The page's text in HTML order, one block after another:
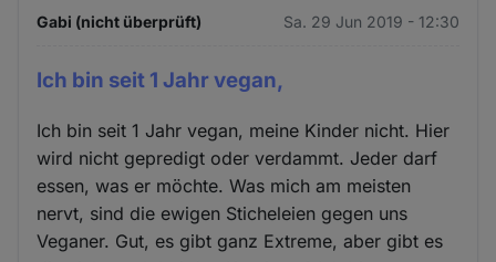
Gabi (nicht überprüft) Sa. 29 Jun 2019 - 12:30
Ich bin seit 1 Jahr vegan,
Ich bin seit 1 Jahr vegan, meine Kinder nicht. Hier
wird nicht gepredigt oder verdammt. Jeder darf
essen, was er möchte. Was mich am meisten
nervt, sind die ewigen Sticheleien gegen uns
Veganer. Gut, es gibt ganz Extreme, aber gibt es